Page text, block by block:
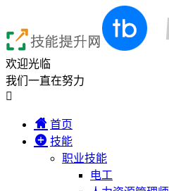
欢迎光临
我们一直在努力

首页
技能
职业技能
电工